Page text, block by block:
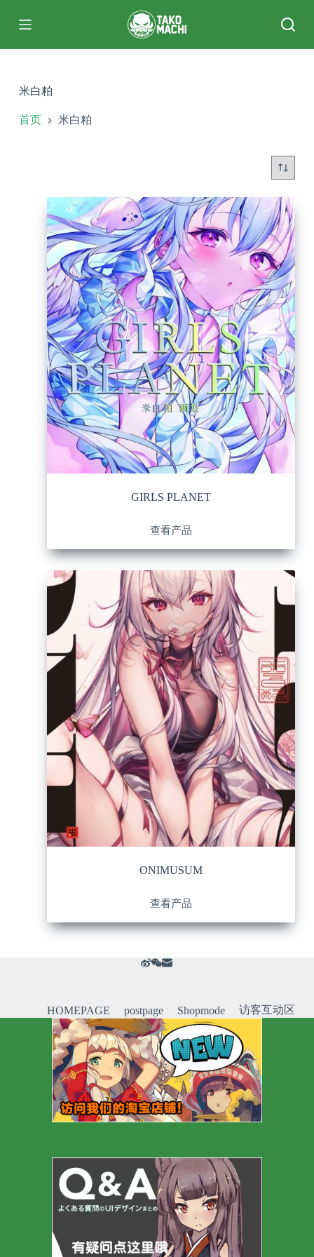
过
米白粕
首页 米白粕
GIRLS PLANET
查看产品
ONIMUSUM
查看产品
HOMEPAGE postpage Shopmode 访客互动区